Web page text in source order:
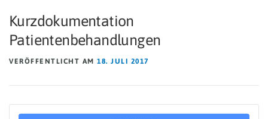
Kurzdokumentation
Patientenbehandlungen
VERÖFFENTLICHT AM 18. JULI 2017